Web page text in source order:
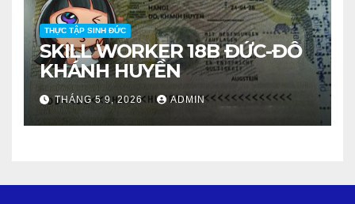
THỰC TẬP SINH ĐỨC
SKILL WORKER 18B ĐỨC-ĐỖ
KHÁNH HUYỀN
THÁNG 5 9, 2026 ADMIN